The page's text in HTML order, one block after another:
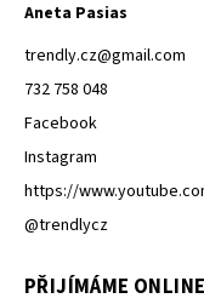
Aneta Pasias
trendly.cz@gmail.com
732 758 048
Facebook
Instagram
https://
@trendlycz
PŘIJÍMÁME